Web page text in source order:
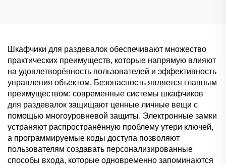
Шкафчики для раздевалок обеспечивают множество
практических преимуществ, которые напрямую влияют
на удовлетворённость пользователей и эффективность
управления объектом. Безопасность является главным
преимуществом: современные системы шкафчиков
для раздевалок защищают ценные личные вещи с
помощью многоуровневой защиты. Электронные замки
устраняют распространённую проблему утери ключей,
а программируемые коды доступа позволяют
пользователям создавать персонализированные
способы входа, которые одновременно запоминаются